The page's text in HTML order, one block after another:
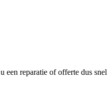
een reparatie of offerte dus snel